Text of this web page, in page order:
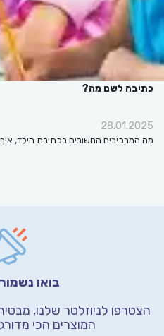
כתיבה לשם מה?
28.01.2025
מה המרכיבים החשובים בכתיבת הילד,
בואו
הצטרפו לניוזלטר שלנו,
המוצרים הכי